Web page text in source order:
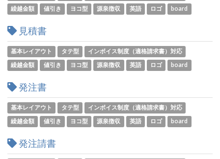
繰越金額
値引き ヨコ型 源泉徴収 英語 ロゴ board
見積書
基本レイアウト タテ型
インボイス制度（適格請求書）対応
繰越金額
値引き ヨコ型 源泉徴収 英語 ロゴ board
発注書
基本レイアウト タテ型
インボイス制度（適格請求書）対応
繰越金額
値引き ヨコ型 源泉徴収 英語 ロゴ board
発注請書